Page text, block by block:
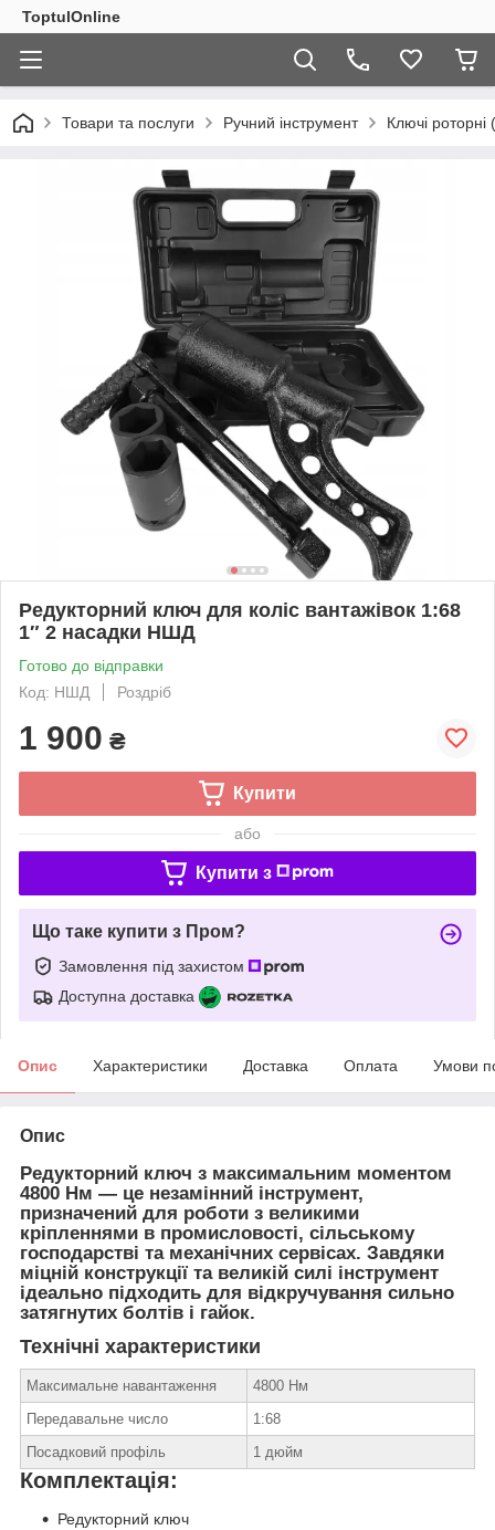
ToptulOnline
Товари та послуги Ручний інструмент Ключі
Редукторний ключ для коліс вантажівок 1:68
1″ 2 насадки НШД
Готово до відправки
Код: НШД
Роздріб
1 900 ₴
Купити
або
Купити з
Що таке купити з Пром?
Замовлення під захистом
Доступна доставка
Опис Характеристики Доставка Оплата Умови
Опис
Редукторний ключ з максимальним моментом
4800 Нм — це незамінний інструмент,
призначений для роботи з великими
кріпленнями в промисловості, сільському
господарстві та механічних сервісах. Завдяки
міцній конструкції та великій силі інструмент
ідеально підходить для відкручування сильно
затягнутих болтів і гайок.
Технічні характеристики
Максимальне навантаження
4800 Нм
Передавальне число
1:68
Посадковий профіль
1 дюйм
Комплектація:
Редукторний ключ